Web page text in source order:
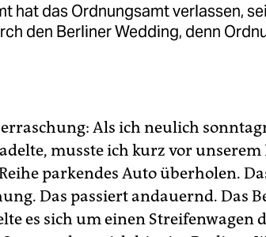
hat das Ordnungsamt verlassen,
den Berliner Wedding, denn
Als ich neulich
musste ich kurz vor
parkendes Auto überholen.
Das passiert andauernd. Das
es sich um einen Streifenwagen